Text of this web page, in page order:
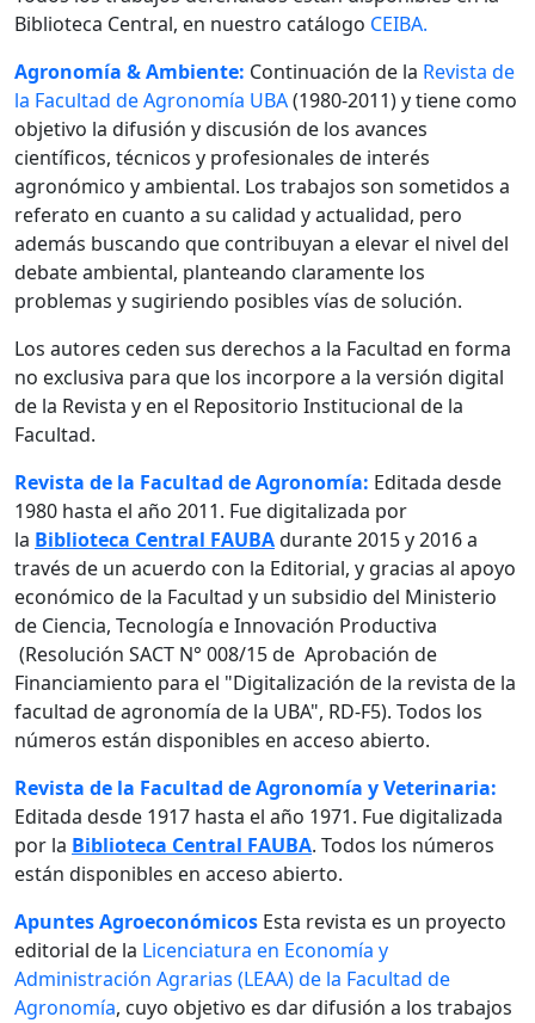
Biblioteca Central, en nuestro catálogo CEIBA.
Agronomía & Ambiente: Continuación de la Revista de
la Facultad de Agronomía UBA(1980-2011) y tiene como
objetivo la difusión y discusión de los avances
científicos, técnicos y profesionales de interés
agronómico y ambiental. Los trabajos son sometidos a
referato en cuanto a su calidad y actualidad, pero
además buscando que contribuyan a elevar el nivel del
debate ambiental, planteando claramente los
problemas y sugiriendo posibles vías de solución.
Los autores ceden sus derechos a la Facultad en forma
no exclusiva para que los incorpore a la versión digital
de la Revista y en el Repositorio Institucional de la
Facultad.
Revista de la Facultad de Agronomía: Editada desde
1980 hasta el año 2011. Fue digitalizada por
la Biblioteca Central FAUBAdurante 2015 y 2016 a
través de un acuerdo con la Editorial, y gracias al apoyo
económico de la Facultad y un subsidio del Ministerio
de Ciencia, Tecnología e Innovación Productiva
(Resolución SACT N° 008/15 de Aprobación de
Financiamiento para el "Digitalización de la revista de la
facultad de agronomía de la UBA", RD-F5). Todos los
números están disponibles en acceso abierto.
Revista de la Facultad de Agronomía y Veterinaria:
Editada desde 1917 hasta el año 1971. Fue digitalizada
por la Biblioteca Central FAUBA. Todos los números
están disponibles en acceso abierto.
Apuntes Agroeconómicos Esta revista es un proyecto
editorial de la Licenciatura en Economía y
Administración Agrarias (LEAA) de la Facultad de
Agronomía, cuyo objetivo es dar difusión a los trabajos